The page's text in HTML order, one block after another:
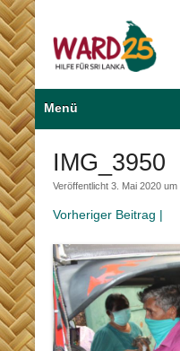
Zum
Inhalt
wechseln
Ward 25
Primäres
Menü
Menü
IMG_3950
Veröffentlicht 3. Mai 2020 um
Vorheriger Beitrag |